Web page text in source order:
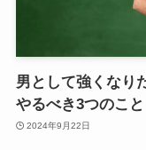
男として強くなり
やるべき3つのこと
2024年9月22日